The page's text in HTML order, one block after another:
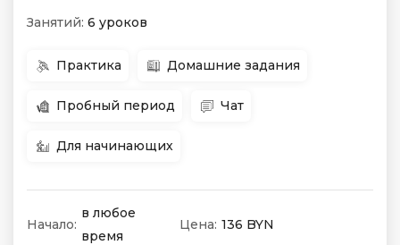
Занятий: 6 уроков
Практика Домашние задания
Пробный период Чат
Для начинающих
Начало:
в любое
время
Цена: 136 BYN